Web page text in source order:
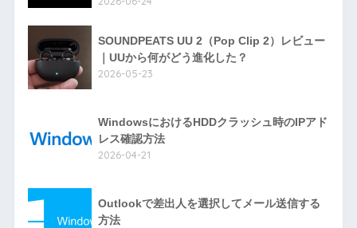
SOUNDPEATS UU 2（Pop Clip 2）レビュー
｜UUから何がどう進化した？
2026-05-23
WindowsにおけるHDDクラッシュ時のIPアド
レス確認方法
2026-04-21
Outlookで差出人を選択してメール送信する
方法